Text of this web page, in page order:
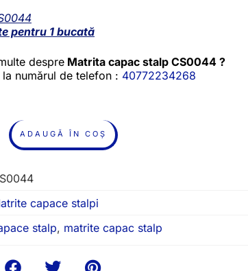
pentru 1 bucată
despre Matrita capac stalp CS0044 ?
numărul de telefon : 40772234268
ADAUGĂ ÎN COȘ
capace stalpi
stalp, matrite capac stalp